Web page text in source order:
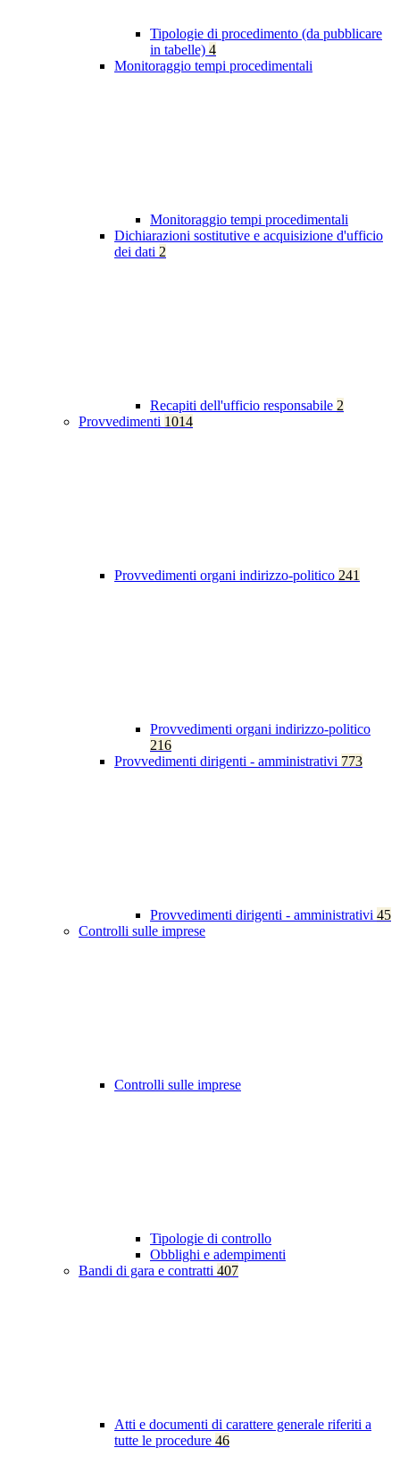
Tipologie di procedimento (da pubblicare
in tabelle) 4
Monitoraggio tempi procedimentali
Monitoraggio tempi procedimentali
Dichiarazioni sostitutive e acquisizione d'ufficio
dei dati 2
Recapiti dell'ufficio responsabile 2
Provvedimenti 1014
Provvedimenti organi indirizzo-politico 241
Provvedimenti organi indirizzo-politico
216
Provvedimenti dirigenti - amministrativi 773
Provvedimenti dirigenti - amministrativi 45
Controlli sulle imprese
Controlli sulle imprese
Tipologie di controllo
Obblighi e adempimenti
Bandi di gara e contratti 407
Atti e documenti di carattere generale riferiti a
tutte le procedure 46